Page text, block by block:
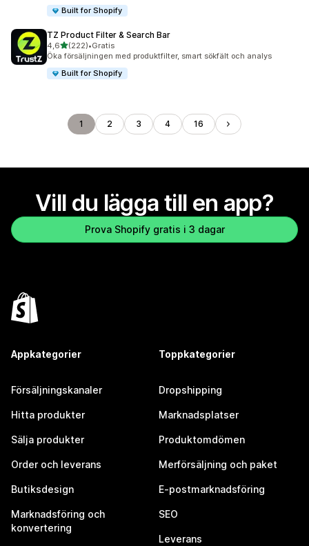
Built for Shopify
TZ Product Filter & Search Bar
4,6av 5 stjärnor
(222)
222 recensioner totalt
•Gratis
Öka försäljningen med produktfilter, smart sökfält och analys
Built for Shopify
1 2 3 4 16
Vill du lägga till en app?
Prova Shopify gratis i 3 dagar
Appkategorier
Försäljningskanaler
Hitta produkter
Sälja produkter
Order och leverans
Butiksdesign
Marknadsföring och
konvertering
Toppkategorier
Dropshipping
Marknadsplatser
Produktomdömen
Merförsäljning och paket
E-postmarknadsföring
SEO
Leverans